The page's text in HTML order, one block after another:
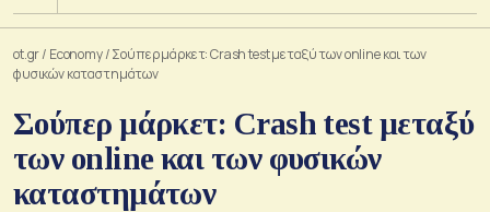
ot.gr/ Economy/Σούπερ μάρκετ: Crash test μεταξύ των online και των
φυσικών καταστημάτων
Σούπερ μάρκετ: Crash test μεταξύ
των online και των φυσικών
καταστημάτων